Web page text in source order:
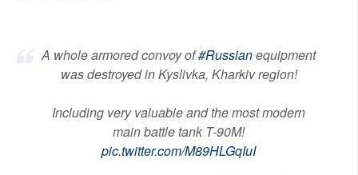
A whole armored convoy of#Russianequipment
was destroyed in Kyslivka, Kharkiv region!
Including very valuable and the most modern
main battle tank T-90M!
pic.twitter.com/M89HLGqIuI